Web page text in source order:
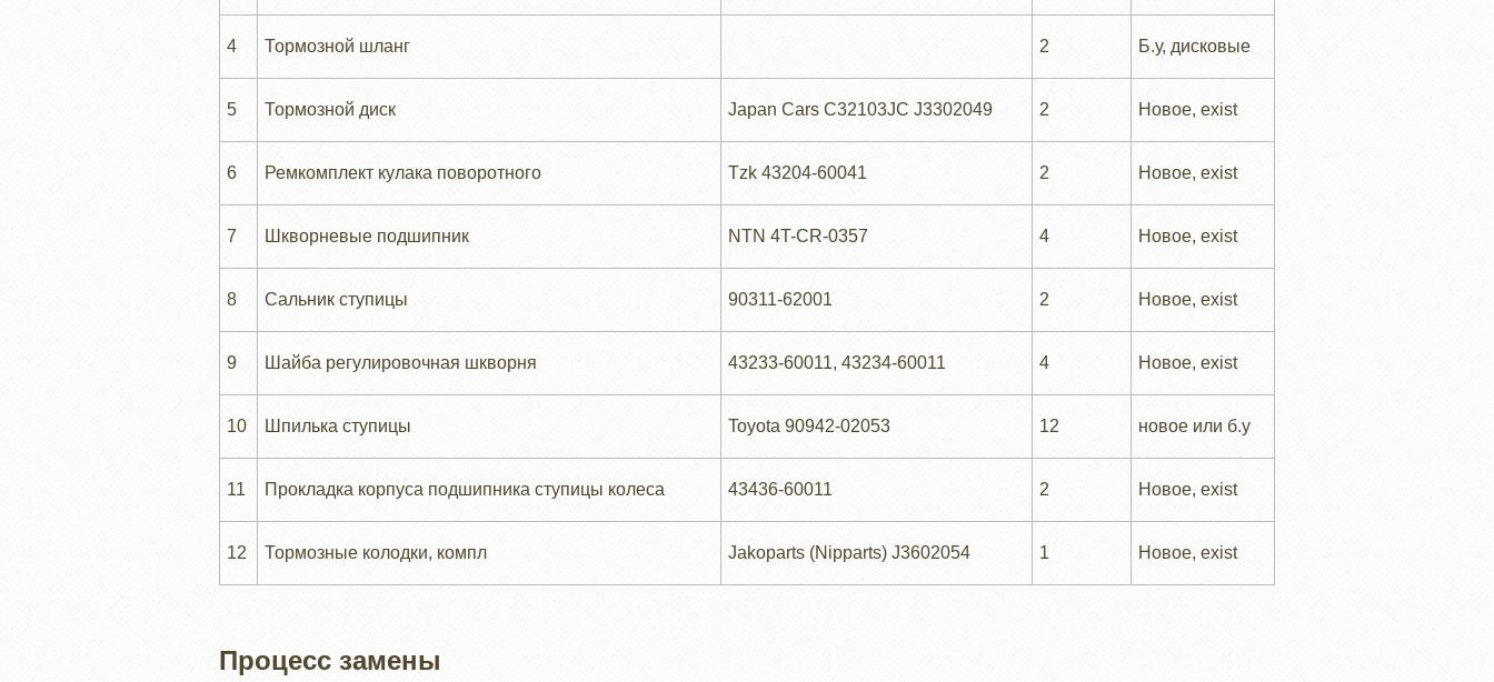
4 Тормозной шланг 2 Б.у, дисковые
5 Тормозной диск Japan Cars C32103JC J3302049 2 Новое, exist
6 Ремкомплект кулака поворотного Tzk 43204-60041 2 Новое, exist
7 Шкворневые подшипник NTN 4T-CR-0357 4 Новое, exist
8 Сальник ступицы 90311-62001 2 Новое, exist
9 Шайба регулировочная шкворня 43233-60011, 43234-60011 4 Новое, exist
10 Шпилька ступицы Toyota 90942-02053 12 новое или б.у
11 Прокладка корпуса подшипника ступицы колеса 43436-60011 2 Новое, exist
12 Тормозные колодки, компл Jakoparts (Nipparts) J3602054 1 Новое, exist
Процесс замены